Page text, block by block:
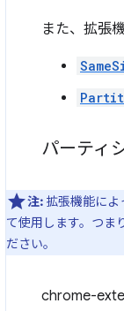
また、拡張
パーティ
注: 拡張機能によ
て使用します。つま
ださい。
chrome-